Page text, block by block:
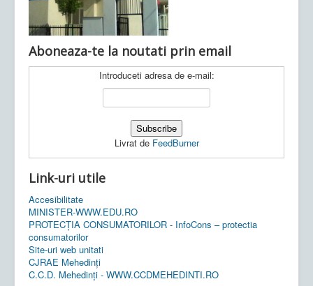
Aboneaza-te la noutati prin email
Introduceti adresa de e-mail:
Livrat de FeedBurner
Link-uri utile
Accesibilitate
MINISTER-WWW.EDU.RO
PROTECȚIA CONSUMATORILOR - InfoCons – protectia
consumatorilor
Site-uri web unitati
CJRAE Mehedinți
C.C.D. Mehedinţi - WWW.CCDMEHEDINTI.RO